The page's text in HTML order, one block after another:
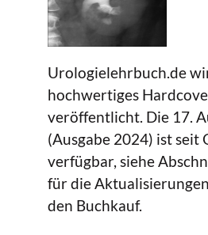
Urologielehrbuch.de
hochwertiges
veröffentlicht. Die 17.
(Ausgabe 2024) ist seit
verfügbar, siehe
für die
den Buchkauf.